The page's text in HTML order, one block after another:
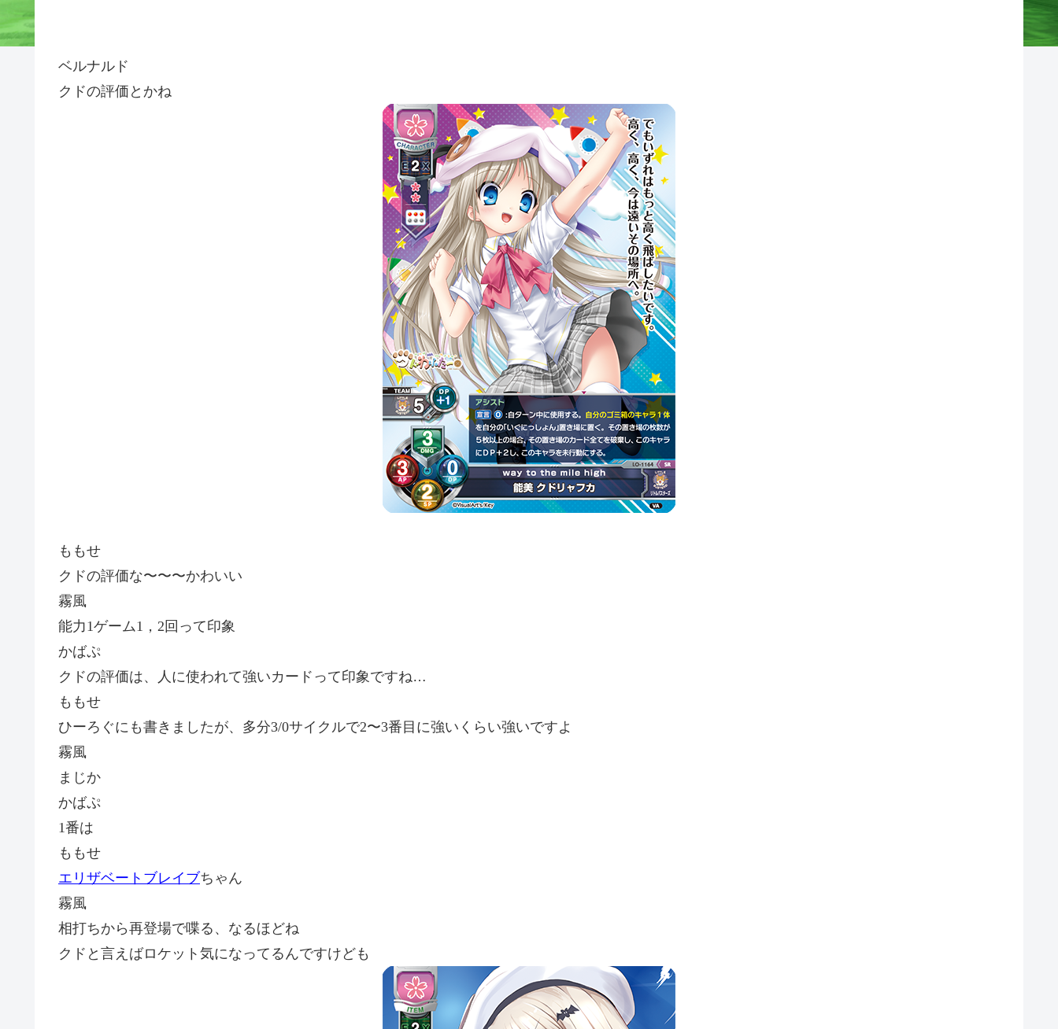
ベルナルド
クドの評価とかね
ももせ
クドの評価な〜〜〜かわいい
霧風
能力1ゲーム1 ， 2 回って印象
かばぷ
クドの評価は、人に使われて強いカードって印象ですね…
ももせ
ひーろぐにも書きましたが、多分3/0サイクルで2〜3番目に強いくらい強いですよ
霧風
まじか
かばぷ
1番は
ももせ
エリザベートブレイブちゃん
霧風
相打ちから再登場で喋る、なるほどね
クドと言えばロケット気になってるんですけども